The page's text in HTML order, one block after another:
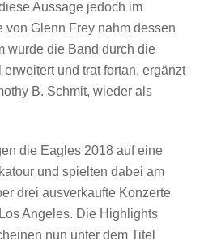
Aussage jedoch im
von Glenn Frey nahm dessen
wurde die Band durch die
und trat fortan, ergänzt
B. Schmit, wieder als
die Eagles 2018 auf eine
und spielten dabei am
drei ausverkaufte Konzerte
Angeles. Die Highlights
nun unter dem Titel